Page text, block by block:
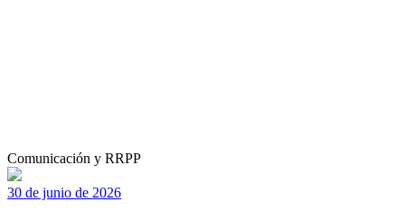
Comunicación y RRPP
30 de junio de 2026